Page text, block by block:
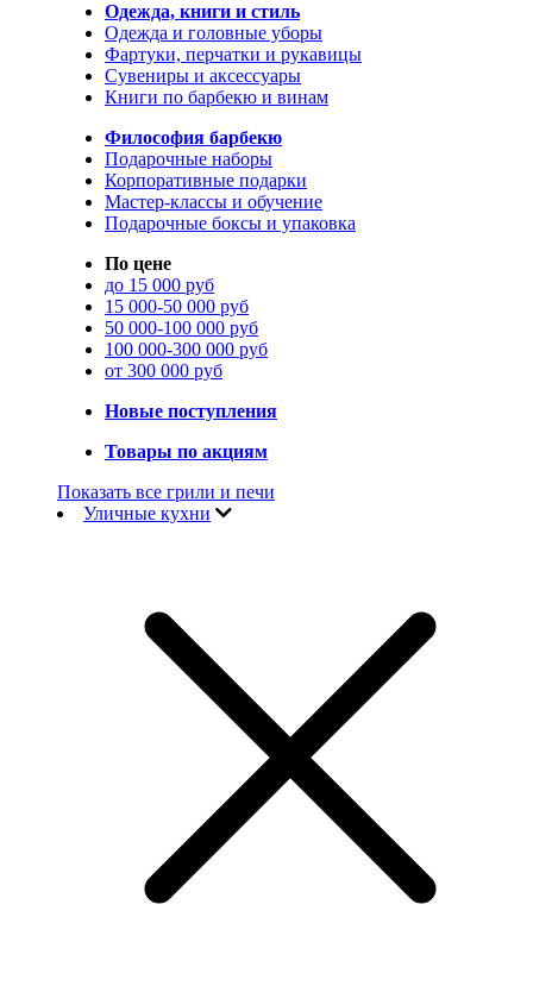
Одежда, книги и стиль
Одежда и головные уборы
Фартуки, перчатки и рукавицы
Сувениры и аксессуары
Книги по барбекю и винам
Философия барбекю
Подарочные наборы
Корпоративные подарки
Мастер-классы и обучение
Подарочные боксы и упаковка
По цене
до 15 000 руб
15 000-50 000 руб
50 000-100 000 руб
100 000-300 000 руб
от 300 000 руб
Новые поступления
Товары по акциям
Показать все грили и печи
Уличные кухни